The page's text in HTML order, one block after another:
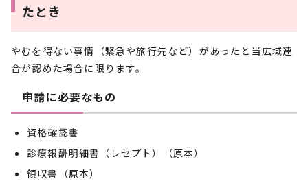
たとき
やむを得ない事情（緊急や旅行先など）があったと当広域連
合が認めた場合に限ります。
申請に必要なもの
資格確認書
診療報酬明細書（レセプト）（原本）
領収書（原本）